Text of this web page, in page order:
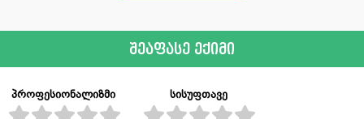
შეაფასე ექიმი
პროფესიონალიზმი სისუფთავე